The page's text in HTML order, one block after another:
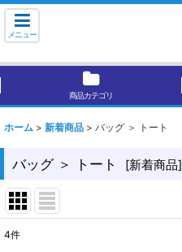
メニュー
商品カテゴリ
ホーム > 新着商品 > バッグ ＞ トート
バッグ ＞ トート [新着商品]
4件